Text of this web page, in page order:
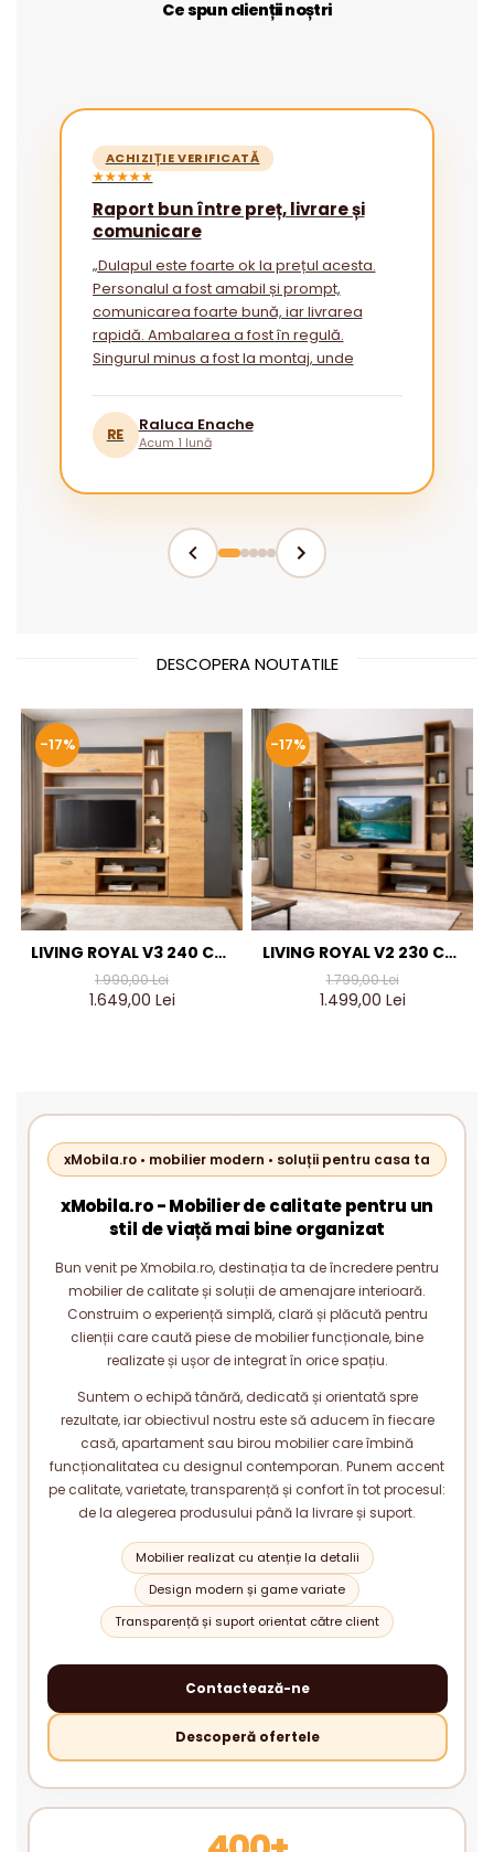
Ce spun clienții noștri
ACHIZIȚIE VERIFICATĂ
★★★★★
Raport bun între preț, livrare și
comunicare
„Dulapul este foarte ok la prețul acesta.
Personalul a fost amabil și prompt,
comunicarea foarte bună, iar livrarea
rapidă. Ambalarea a fost în regulă.
Singurul minus a fost la montaj, unde
RE
Raluca Enache
Acum 1 lună
DESCOPERA NOUTATILE
-17%
LIVING ROYAL V3 240 CM,
STEJAR AURIU & GRI
ANTRACIT – MOBILIER
1.990,00 Lei
1.649,00 Lei
-17%
LIVING ROYAL V2 230 CM,
STEJAR AURIU & GRI
ANTRACIT – MOBILIER
1.799,00 Lei
1.499,00 Lei
xMobila.ro • mobilier modern • soluții pentru casa ta
xMobila.ro - Mobilier de calitate pentru un
stil de viață mai bine organizat
Bun venit pe Xmobila.ro, destinația ta de încredere pentru
mobilier de calitate și soluții de amenajare interioară.
Construim o experiență simplă, clară și plăcută pentru
clienții care caută piese de mobilier funcționale, bine
realizate și ușor de integrat în orice spațiu.
Suntem o echipă tânără, dedicată și orientată spre
rezultate, iar obiectivul nostru este să aducem în fiecare
casă, apartament sau birou mobilier care îmbină
funcționalitatea cu designul contemporan. Punem accent
pe calitate, varietate, transparență și confort în tot procesul:
de la alegerea produsului până la livrare și suport.
Mobilier realizat cu atenție la detalii
Design modern și game variate
Transparență și suport orientat către client
Contactează-ne
Descoperă ofertele